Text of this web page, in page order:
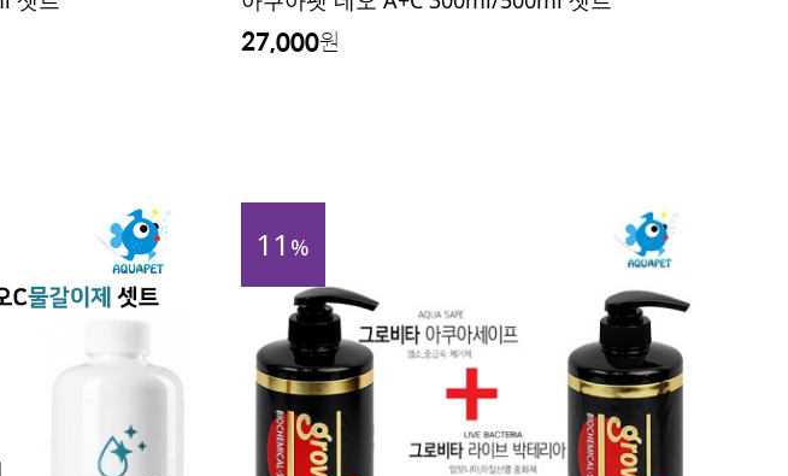
27,000원
11 %